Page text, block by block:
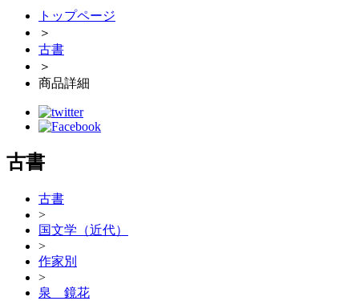
トップページ
＞
古書
＞
商品詳細
古書
古書
>
国文学（近代）
>
作家別
>
泉 鏡花